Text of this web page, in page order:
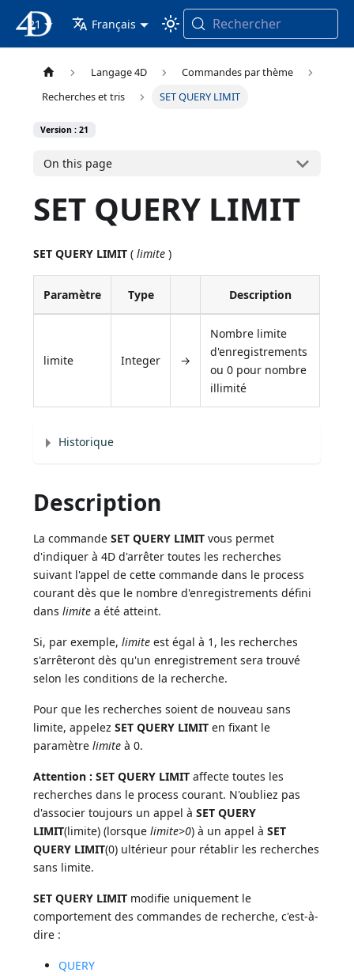
4D Documentation
21 Français Rechercher
Langage 4D
Commandes par thème
Recherches et tris
SET QUERY LIMIT
Version : 21
On this page
SET QUERY LIMIT
SET QUERY LIMIT (limite )
Paramètre Type Description
limite Integer →
Nombre limite
d'enregistrements
ou 0 pour nombre
illimité
Historique
Description
La commandeSET QUERY LIMIT vous permet
d'indiquer à 4D d'arrêter toutes les recherches
suivant l'appel de cette commande dans le process
courant dès que le nombre d'enregistrements défini
danslimite a été atteint.
Si, par exemple,limite est égal à 1, les recherches
s'arrêteront dès qu'un enregistrement sera trouvé
selon les conditions de la recherche.
Pour que les recherches soient de nouveau sans
limite, appelezSET QUERY LIMIT en fixant le
paramètrelimite à 0.
Attention : SET QUERY LIMIT affecte toutes les
recherches dans le process courant. N'oubliez pas
d'associer toujours un appel àSET QUERY
LIMIT(limite) (lorsquelimite>0) à un appel àSET
QUERY LIMIT(0) ultérieur pour rétablir les recherches
sans limite.
SET QUERY LIMIT modifie uniquement le
comportement des commandes de recherche, c'est-à-
dire :
QUERY